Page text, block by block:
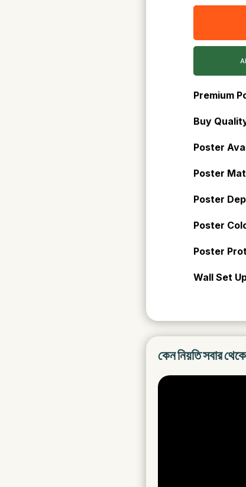
৳
Premium
Buy
Poster
Poster
Poster
Poster
Poster
Wall Set
কেন নিয়তি সবার